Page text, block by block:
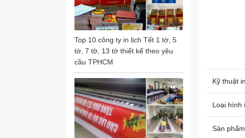
Top 10 công ty in lịch Tết 1 tờ, 5
tờ, 7 tờ, 13 tờ thiết kế theo yêu
cầu TPHCM
Kỹ thuật in
Loại hình
Sản